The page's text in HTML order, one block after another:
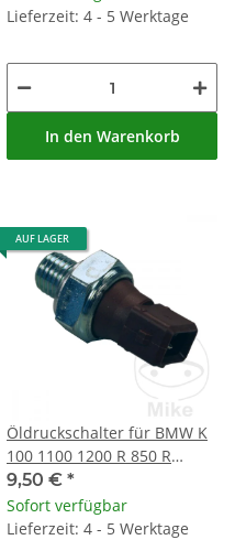
Lieferzeit: 4 - 5 Werktage
In den Warenkorb
AUF LAGER
Öldruckschalter für BMW K
100 1100 1200 R 850 R
Comfort
9,50 € *
Sofort verfügbar
Lieferzeit: 4 - 5 Werktage